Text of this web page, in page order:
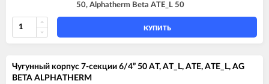
50, Alphatherm Beta ATE_L 50
КУПИТЬ
Чугунный корпус 7-секции 6/4” 50 AT, AT_L, ATE, ATE_L, AG
BETA ALPHATHERM